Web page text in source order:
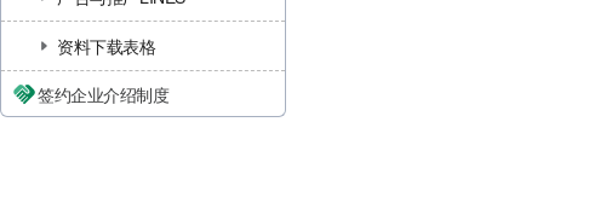
资料下载表格
签约企业介绍制度